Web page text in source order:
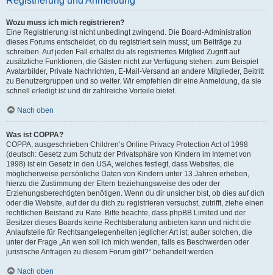
Wozu muss ich mich registrieren?
Eine Registrierung ist nicht unbedingt zwingend. Die Board-Administration
dieses Forums entscheidet, ob du registriert sein musst, um Beiträge zu
schreiben. Auf jeden Fall erhältst du als registriertes Mitglied Zugriff auf
zusätzliche Funktionen, die Gästen nicht zur Verfügung stehen: zum Beispiel
Avatarbilder, Private Nachrichten, E-Mail-Versand an andere Mitglieder, Beitritt
zu Benutzergruppen und so weiter. Wir empfehlen dir eine Anmeldung, da sie
schnell erledigt ist und dir zahlreiche Vorteile bietet.
Nach oben
Was ist COPPA?
COPPA, ausgeschrieben Children’s Online Privacy Protection Act of 1998
(deutsch: Gesetz zum Schutz der Privatsphäre von Kindern im Internet von
1998) ist ein Gesetz in den USA, welches festlegt, dass Websites, die
möglicherweise persönliche Daten von Kindern unter 13 Jahren erheben,
hierzu die Zustimmung der Eltern beziehungsweise des oder der
Erziehungsberechtigten benötigen. Wenn du dir unsicher bist, ob dies auf dich
oder die Website, auf der du dich zu registrieren versuchst, zutrifft, ziehe einen
rechtlichen Beistand zu Rate. Bitte beachte, dass phpBB Limited und der
Besitzer dieses Boards keine Rechtsberatung anbieten kann und nicht die
Anlaufstelle für Rechtsangelegenheiten jeglicher Art ist; außer solchen, die
unter der Frage „An wen soll ich mich wenden, falls es Beschwerden oder
juristische Anfragen zu diesem Forum gibt?“ behandelt werden.
Nach oben